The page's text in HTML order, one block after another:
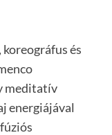
és
meditatív
energiájával